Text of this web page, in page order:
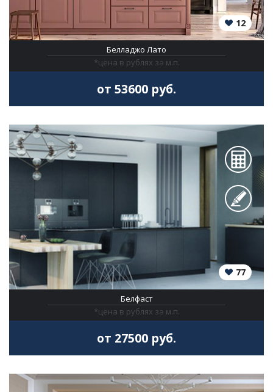
12
Белладжо Лато
*цена в рублях за м.п.
от 53600 руб.
77
Белфаст
*цена в рублях за м.п.
от 27500 руб.